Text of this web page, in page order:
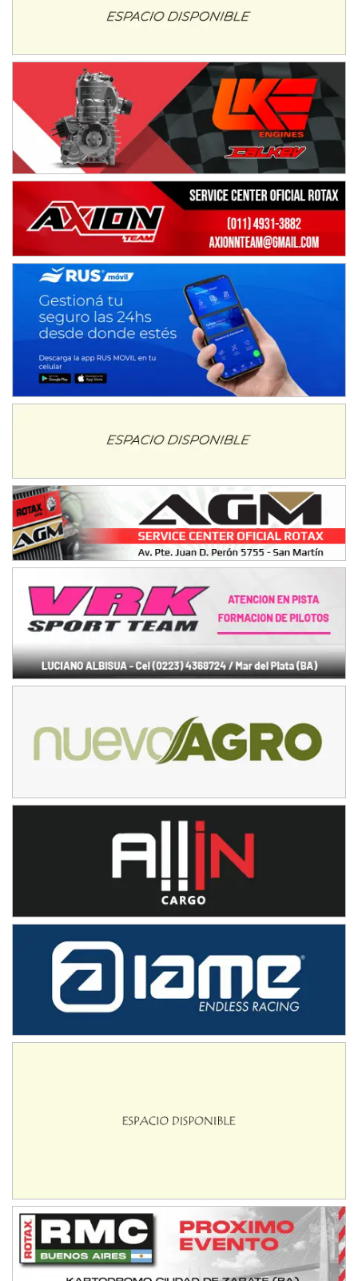
COBERTURA ESPECIAL DE E-KART.COM.AR
08/09-AGO
IAME SERIES ARGENTINA 6
Ramiro Tot (Asfalto)
Baradero (Buenos Aires)
KDO - F6
Ciudad de Trenque Lauquen (Asfalto)
Trenque Lauquen (Buenos Aires)
ENTRERRIANO - F6 (POSTERGADA)
Villaguay (Entre Ríos)
VICTORIENSE - F7
El Cerro (Tierra)
Victoria (Entre Ríos)
PATAGONICO - F6
Moto Club Reginense (Tierra)
Juventud Unida (Tierra)
NORESTE SANTAFESINO - F6
Ciudad de Avellaneda (Asfalto)
Avellaneda (Santa Fe)
SUR SANTAFESINO - F4
José Samuel Sánchez (Tierra)
Rufino (Santa Fe)
TUCUMANO - F5
Juan Navarro (Asfalto)
El Timbó (Tucumán)